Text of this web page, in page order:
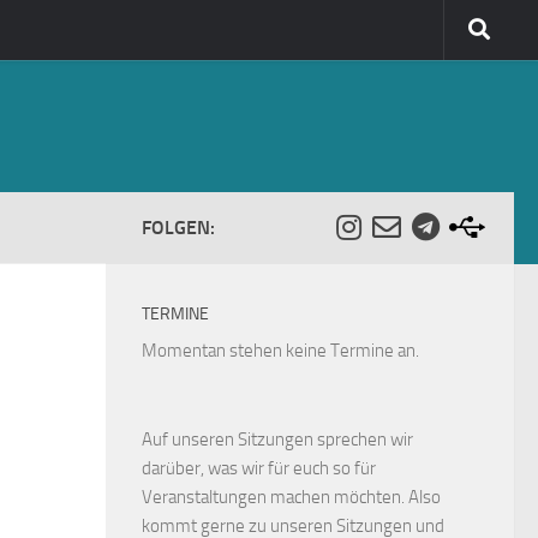
FOLGEN:
TERMINE
Momentan stehen keine Termine an.
Auf unseren Sitzungen sprechen wir
darüber, was wir für euch so für
Veranstaltungen machen möchten. Also
kommt gerne zu unseren Sitzungen und